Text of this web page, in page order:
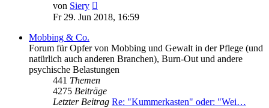
von Siery
Beitrag
Fr 29. Jun 2018, 16:59
Mobbing & Co.
Forum für Opfer von Mobbing und Gewalt in der Pflege (und
natürlich auch anderen Branchen), Burn-Out und andere
psychische Belastungen
441 Themen
4275 Beiträge
Letzter Beitrag Re: "Kummerkasten" oder: "Wei…